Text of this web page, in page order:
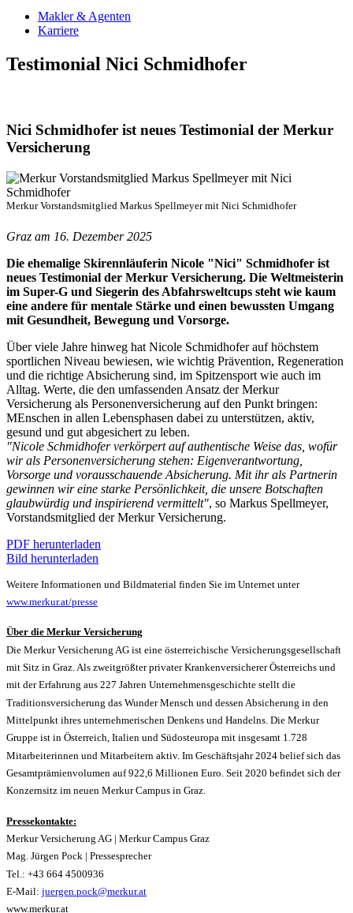
Makler & Agenten
Karriere
Testimonial Nici Schmidhofer
Nici Schmidhofer ist neues Testimonial der Merkur
Versicherung
Merkur Vorstandsmitglied Markus Spellmeyer mit Nici Schmidhofer
Graz am 16. Dezember 2025
Die ehemalige Skirennläuferin Nicole "Nici" Schmidhofer ist
neues Testimonial der Merkur Versicherung. Die Weltmeisterin
im Super-G und Siegerin des Abfahrsweltcups steht wie kaum
eine andere für mentale Stärke und einen bewussten Umgang
mit Gesundheit, Bewegung und Vorsorge.
Über viele Jahre hinweg hat Nicole Schmidhofer auf höchstem
sportlichen Niveau bewiesen, wie wichtig Prävention, Regeneration
und die richtige Absicherung sind, im Spitzensport wie auch im
Alltag. Werte, die den umfassenden Ansatz der Merkur
Versicherung als Personenversicherung auf den Punkt bringen:
MEnschen in allen Lebensphasen dabei zu unterstützen, aktiv,
gesund und gut abgesichert zu leben.
"Nicole Schmidhofer verkörpert auf authentische Weise das, wofür
wir als Personenversicherung stehen: Eigenverantwortung,
Vorsorge und vorausschauende Absicherung. Mit ihr als Partnerin
gewinnen wir eine starke Persönlichkeit, die unsere Botschaften
glaubwürdig und inspirierend vermittelt", so Markus Spellmeyer,
Vorstandsmitglied der Merkur Versicherung.
PDF herunterladen
Bild herunterladen
Weitere Informationen und Bildmaterial finden Sie im Unternet unter
www.merkur.at/presse
Über die Merkur Versicherung
Die Merkur Versicherung AG ist eine österreichische Versicherungsgesellschaft
mit Sitz in Graz. Als zweitgrößter privater Krankenversicherer Österreichs und
mit der Erfahrung aus 227 Jahren Unternehmensgeschichte stellt die
Traditionsversicherung das Wunder Mensch und dessen Absicherung in den
Mittelpunkt ihres unternehmerischen Denkens und Handelns. Die Merkur
Gruppe ist in Österreich, Italien und Südosteuropa mit insgesamt 1.728
Mitarbeiterinnen und Mitarbeitern aktiv. Im Geschäftsjahr 2024 belief sich das
Gesamtprämienvolumen auf 922,6 Millionen Euro. Seit 2020 befindet sich der
Konzernsitz im neuen Merkur Campus in Graz.
Pressekontakte:
Merkur Versicherung AG | Merkur Campus Graz
Mag. Jürgen Pock | Pressesprecher
Tel.: +43 664 4500936
E-Mail: juergen.pock@merkur.at
www.merkur.at